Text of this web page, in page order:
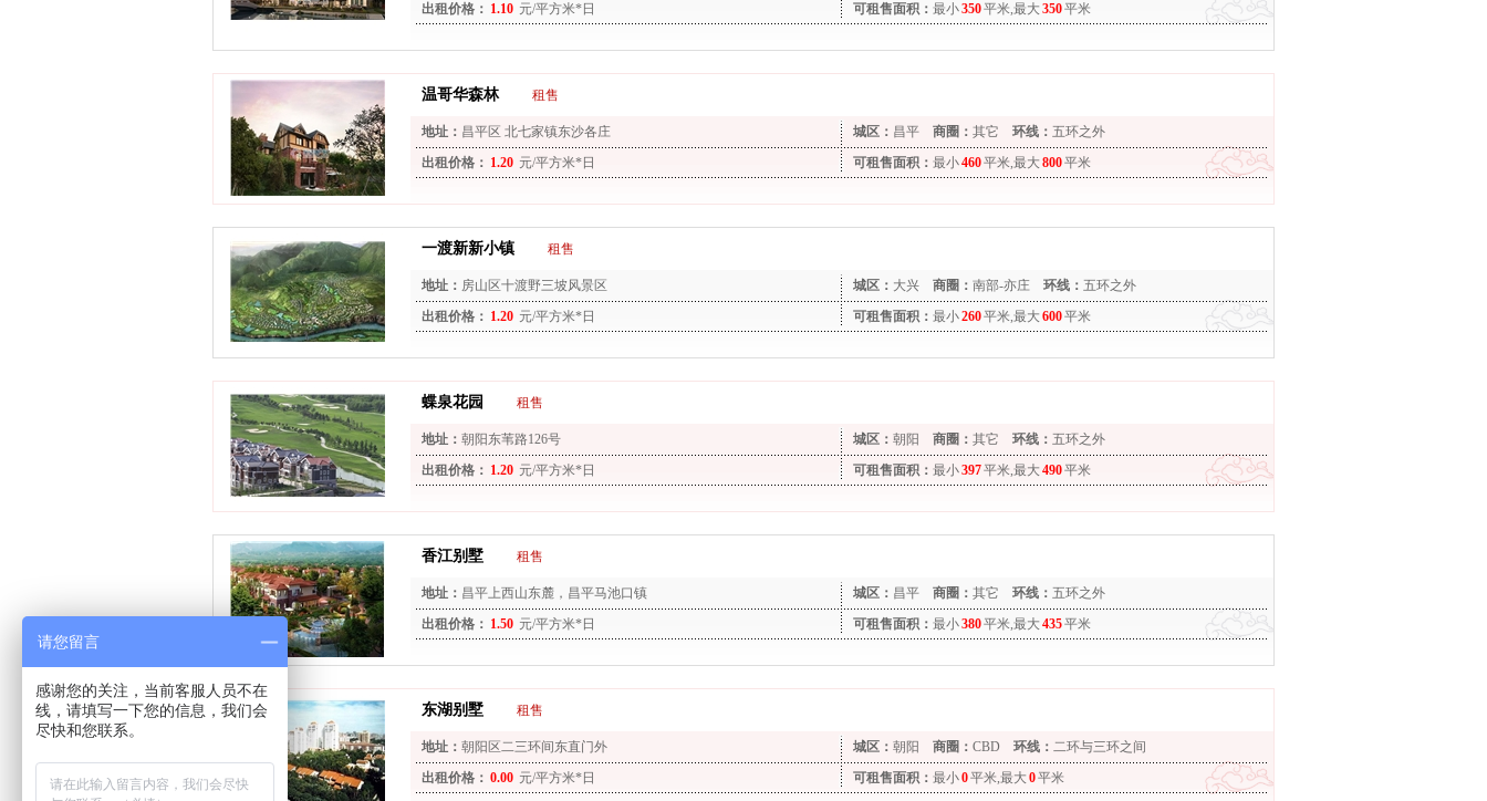
出租价格： 1.10 元/平方米*日 可租售面积： 最小350平米,最大350平米
温哥华森林 租售
地址： 昌平区 北七家镇东沙各庄 城区： 昌平 商圈： 其它 环线： 五环之外
出租价格： 1.20 元/平方米*日 可租售面积： 最小460平米,最大800平米
一渡新新小镇 租售
地址： 房山区十渡野三坡风景区 城区： 大兴 商圈： 南部-亦庄 环线： 五环之外
出租价格： 1.20 元/平方米*日 可租售面积： 最小260平米,最大600平米
蝶泉花园 租售
地址： 朝阳东苇路126号 城区： 朝阳 商圈： 其它 环线： 五环之外
出租价格： 1.20 元/平方米*日 可租售面积： 最小397平米,最大490平米
香江别墅 租售
地址： 昌平上西山东麓，昌平马池口镇 城区： 昌平 商圈： 其它 环线： 五环之外
出租价格： 1.50 元/平方米*日 可租售面积： 最小380平米,最大435平米
东湖别墅 租售
地址： 朝阳区二三环间东直门外 城区： 朝阳 商圈： CBD 环线： 二环与三环之间
出租价格： 0.00 元/平方米*日 可租售面积： 最小0平米,最大0平米
请您留言
感谢您的关注，当前客服人员不在
线，请填写一下您的信息，我们会
尽快和您联系。